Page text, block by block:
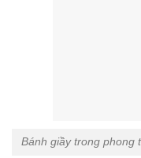
Bánh giầy trong phong